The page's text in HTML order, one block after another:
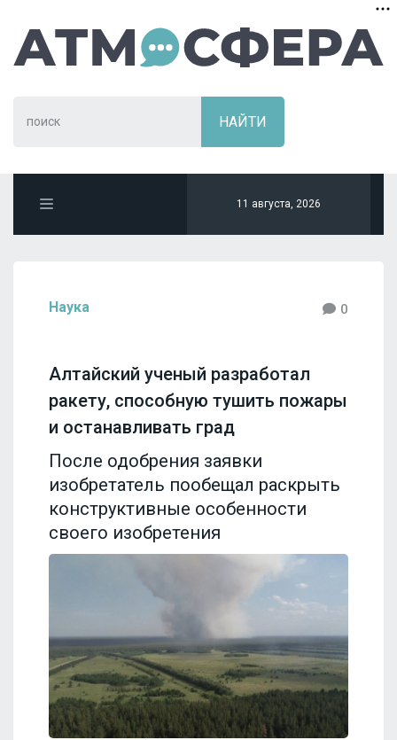
11 августа, 2026
Наука 0
Алтайский ученый разработал
ракету, способную тушить пожары
и останавливать град
После одобрения заявки
изобретатель пообещал раскрыть
конструктивные особенности
своего изобретения